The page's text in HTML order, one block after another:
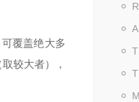
覆盖绝大多
较大者），